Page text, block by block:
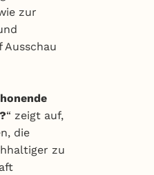
zur
“ zeigt auf,
die
zu